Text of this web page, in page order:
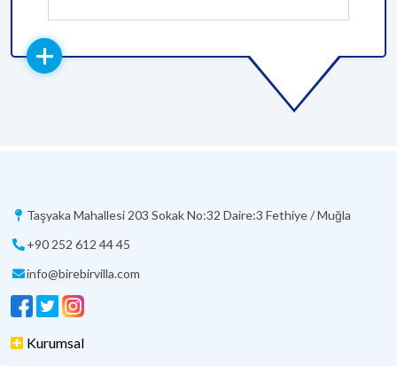
Taşyaka Mahallesi 203 Sokak No:32 Daire:3 Fethiye / Muğla
+90 252 612 44 45
info@birebirvilla.com
Kurumsal